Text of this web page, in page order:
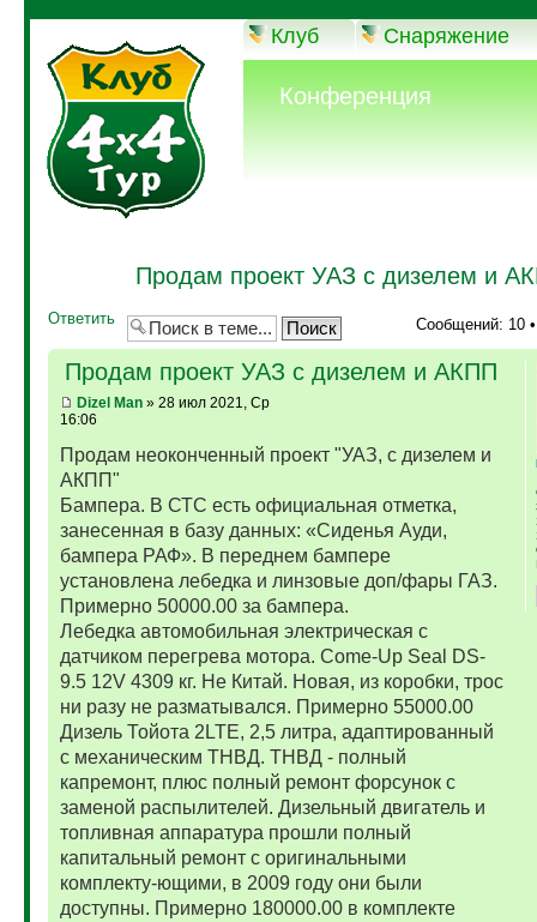
Клуб Снаряжение
Конференция
Продам проект УАЗ с дизелем и
Ответить Сообщений: 10
Продам проект УАЗ с дизелем и АКПП
Dizel Man» 28 июл 2021, Ср
16:06
Продам неоконченный проект "УАЗ, с дизелем и
АКПП"
Бампера. В СТС есть официальная отметка,
занесенная в базу данных: «Сиденья Ауди,
бампера РАФ». В переднем бампере
установлена лебедка и линзовые доп/фары ГАЗ.
Примерно 50000.00 за бампера.
Лебедка автомобильная электрическая с
датчиком перегрева мотора. Come-Up Seal DS-
9.5 12V 4309 кг. Не Китай. Новая, из коробки, трос
ни разу не разматывался. Примерно 55000.00
Дизель Тойота 2LTE, 2,5 литра, адаптированный
с механическим ТНВД. ТНВД - полный
капремонт, плюс полный ремонт форсунок с
заменой распылителей. Дизельный двигатель и
топливная аппаратура прошли полный
капитальный ремонт с оригинальными
комплекту-ющими, в 2009 году они были
доступны. Примерно 180000.00 в комплекте